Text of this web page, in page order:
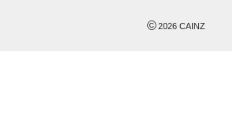
©2026 CAINZ